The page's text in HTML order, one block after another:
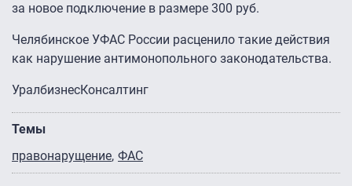
за новое подключение в размере 300 руб.
Челябинское УФАС России расценило такие действия
как нарушение антимонопольного законодательства.
УралбизнесКонсалтинг
Темы
правонарущение ФАС